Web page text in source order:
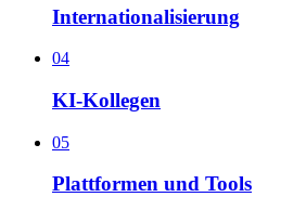
Internationalisierung
04
KI-Kollegen
05
Plattformen und Tools